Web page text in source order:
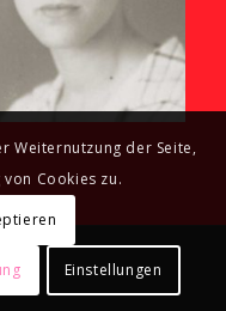
Weiternutzung der Seite,
Cookies zu.
Einstellungen